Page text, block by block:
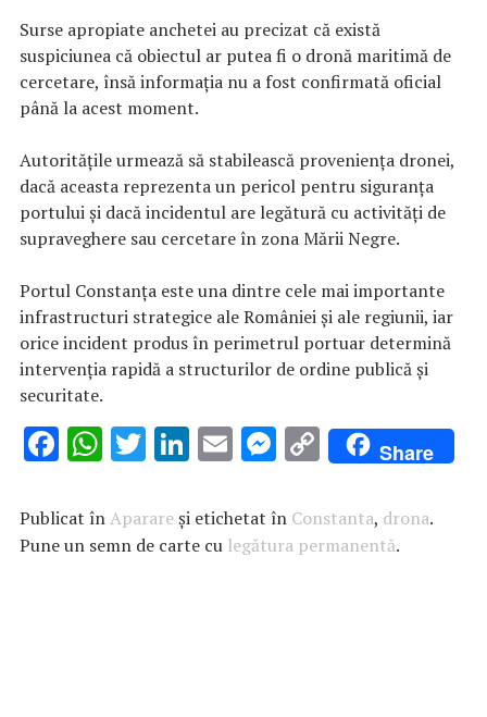
Surse apropiate anchetei au precizat că există
suspiciunea că obiectul ar putea fi o dronă maritimă de
cercetare, însă informația nu a fost confirmată oficial
până la acest moment.
Autoritățile urmează să stabilească proveniența dronei,
dacă aceasta reprezenta un pericol pentru siguranța
portului și dacă incidentul are legătură cu activități de
supraveghere sau cercetare în zona Mării Negre.
Portul Constanța este una dintre cele mai importante
infrastructuri strategice ale României și ale regiunii, iar
orice incident produs în perimetrul portuar determină
intervenția rapidă a structurilor de ordine publică și
securitate.
F
e
b
W
at
s
T
it
te
Li
k
e
E
ai
l
M
se
n
C
o
p
y
Share
Publicat înAparareși etichetat în Constanta, drona.
Pune un semn de carte cu legătura permanentă.